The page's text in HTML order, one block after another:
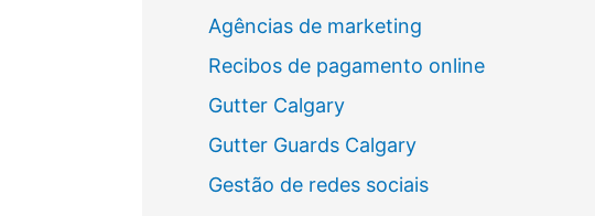
Agências de marketing
Recibos de pagamento online
Gutter Calgary
Gutter Guards Calgary
Gestão de redes sociais